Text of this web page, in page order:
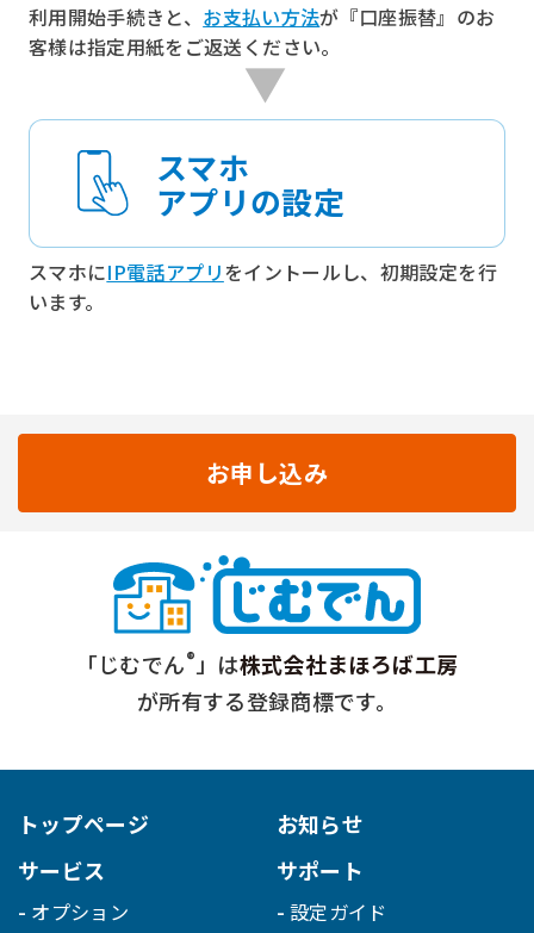
利用開始手続きと、 お支払い方法が『口座振替』のお
客様は指定用紙をご返送ください。
スマホ
アプリの設定
スマホにIP電話アプリ をイントールし、初期設定を行
います。
お申し込み
「じむでん®」は株式会社まほろば工房
が所有する登録商標です。
トップページ
サービス
オプション
お知らせ
サポート
設定ガイド